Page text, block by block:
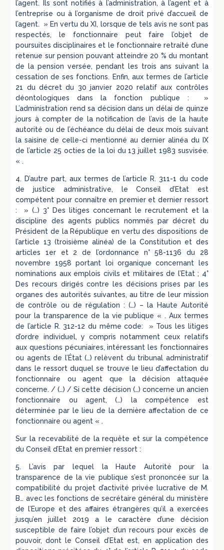
l’agent. Ils sont notifiés à l’administration, à l’agent et à
l’entreprise ou à l’organisme de droit privé d’accueil de
l’agent. » En vertu du XI, lorsque de tels avis ne sont pas
respectés, le fonctionnaire peut faire l’objet de
poursuites disciplinaires et le fonctionnaire retraité d’une
retenue sur pension pouvant atteindre 20 % du montant
de la pension versée, pendant les trois ans suivant la
cessation de ses fonctions. Enfin, aux termes de l’article
21 du décret du 30 janvier 2020 relatif aux contrôles
déontologiques dans la fonction publique : »
L’administration rend sa décision dans un délai de quinze
jours à compter de la notification de l’avis de la haute
autorité ou de l’échéance du délai de deux mois suivant
la saisine de celle-ci mentionné au dernier alinéa du IX
de l’article 25 octies de la loi du 13 juillet 1983 susvisée.
« .
4. D’autre part, aux termes de l’article R. 311-1 du code
de justice administrative, le Conseil d’Etat est
compétent pour connaître en premier et dernier ressort
: » (…) 3° Des litiges concernant le recrutement et la
discipline des agents publics nommés par décret du
Président de la République en vertu des dispositions de
l’article 13 (troisième alinéa) de la Constitution et des
articles 1er et 2 de l’ordonnance n° 58-1136 du 28
novembre 1958 portant loi organique concernant les
nominations aux emplois civils et militaires de l’Etat ; 4°
Des recours dirigés contre les décisions prises par les
organes des autorités suivantes, au titre de leur mission
de contrôle ou de régulation : (…) – la Haute Autorité
pour la transparence de la vie publique « . Aux termes
de l’article R. 312-12 du même code: » Tous les litiges
d’ordre individuel, y compris notamment ceux relatifs
aux questions pécuniaires, intéressant les fonctionnaires
ou agents de l’État (…) relèvent du tribunal administratif
dans le ressort duquel se trouve le lieu d’affectation du
fonctionnaire ou agent que la décision attaquée
concerne. / (…) / Si cette décision (…) concerne un ancien
fonctionnaire ou agent, (…) la compétence est
déterminée par le lieu de la dernière affectation de ce
fonctionnaire ou agent « .
Sur la recevabilité de la requête et sur la compétence
du Conseil d’Etat en premier ressort :
5. L’avis par lequel la Haute Autorité pour la
transparence de la vie publique s’est prononcée sur la
compatibilité du projet d’activité privée lucrative de M.
B… avec les fonctions de secrétaire général du ministère
de l’Europe et des affaires étrangères qu’il a exercées
jusqu’en juillet 2019 a le caractère d’une décision
susceptible de faire l’objet d’un recours pour excès de
pouvoir, dont le Conseil d’Etat est, en application des